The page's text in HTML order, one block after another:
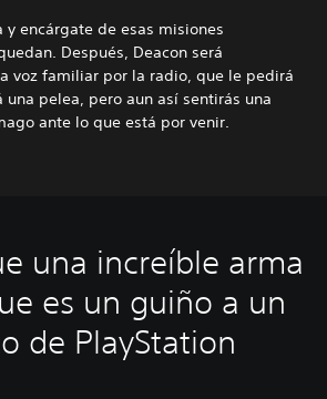
y encárgate de esas misiones
Después, Deacon será
voz familiar por la radio, que le pedirá
una pelea, pero aun así sentirás una
ante lo que está por venir.
una increíble arma
es un guiño a un
de PlayStation